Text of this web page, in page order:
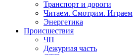
Транспорт и дороги
Читаем. Смотрим. Играем
Энергетика
Происшествия
ЧП
Дежурная часть